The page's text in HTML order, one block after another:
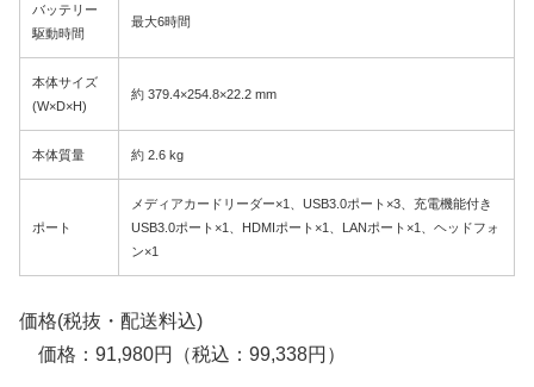
バッテリー
駆動時間
最大6時間
本体サイズ
(W×D×H)
約 379.4×254.8×22.2 mm
本体質量 約 2.6 kg
ポート
メディアカードリーダー×1、USB3.0ポート×3、充電機能付き
USB3.0ポート×1、HDMIポート×1、LANポート×1、ヘッドフォ
ン×1
価格(税抜・配送料込)
価格：91,980円（税込：99,338円）